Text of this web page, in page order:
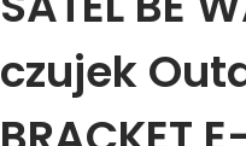
czujek